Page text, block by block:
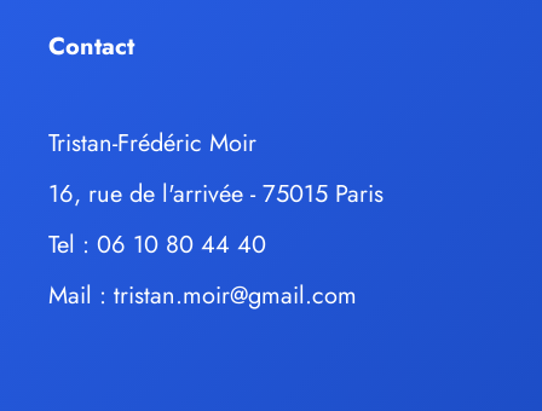
Contact
Tristan-Frédéric Moir
16, rue de l'arrivée - 75015 Paris
Tel : 06 10 80 44 40
Mail : tristan.moir@gmail.com